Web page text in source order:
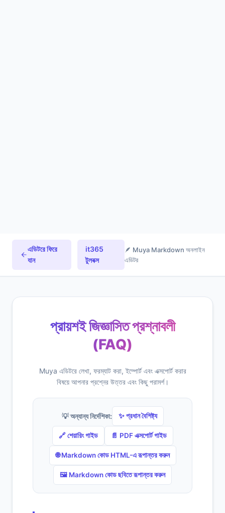
এডিটরে ফিরে
যান
it365
টুলবক্স
🪶 Muya Markdown অনলাইন
এডিটর
প্রায়শই জিজ্ঞাসিত প্রশ্নাবলী
(FAQ)
Muya এডিটরে লেখা, ফরম্যাট করা, ইম্পোর্ট এবং এক্সপোর্ট করার
বিষয়ে আপনার প্রশ্নের উত্তর এবং কিছু পরামর্শ।
💡 অন্যান্য নির্দেশিকা: ✨ প্রধান বৈশিষ্ট্য
🔗 শেয়ারিং গাইড 📄 PDF এক্সপোর্ট গাইড
🌐 Markdown কোড HTML-এ রূপান্তর করুন
🖼️ Markdown কোড ছবিতে রূপান্তর করুন